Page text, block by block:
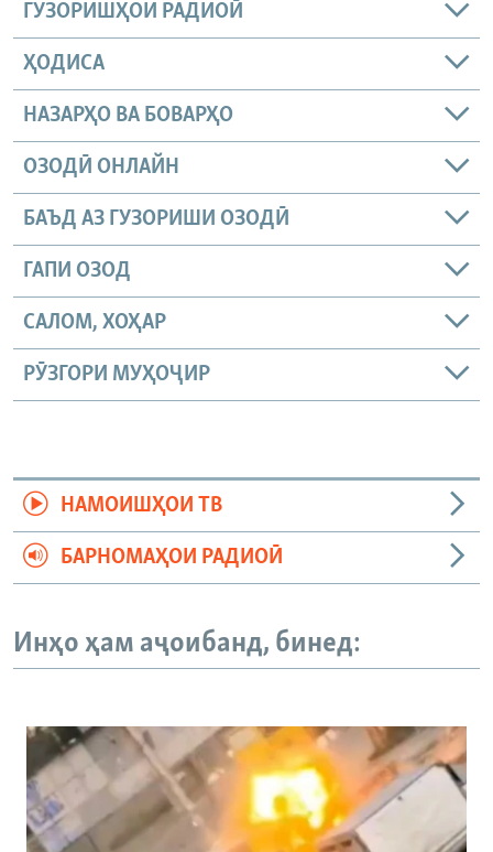
ГУЗОРИШҲОИ РАДИОӢ
ҲОДИСА
НАЗАРҲО ВА БОВАРҲО
ОЗОДӢ ОНЛАЙН
БАЪД АЗ ГУЗОРИШИ ОЗОДӢ
ГАПИ ОЗОД
САЛОМ, ХОҲАР
РӮЗГОРИ МУҲОҶИР
НАМОИШҲОИ ТВ
БАРНОМАҲОИ РАДИОӢ
Инҳо ҳам аҷоибанд, бинед: